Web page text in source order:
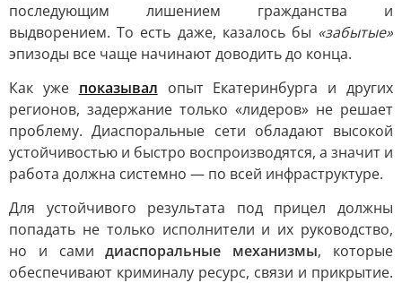
последующим лишением гражданства и
выдворением. То есть даже, казалось бы «забытые»
эпизоды все чаще начинают доводить до конца.
Как уже показывал опыт Екатеринбурга и других
регионов, задержание только «лидеров» не решает
проблему. Диаспоральные сети обладают высокой
устойчивостью и быстро воспроизводятся, а значит и
работа должна системно — по всей инфраструктуре.
Для устойчивого результата под прицел должны
попадать не только исполнители и их руководство,
но и самидиаспоральные механизмы, которые
обеспечивают криминалу ресурс, связи и прикрытие.